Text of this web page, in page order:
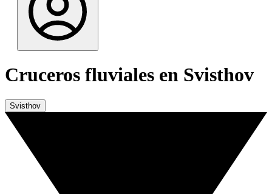
Cruceros fluviales en Svisthov
Svisthov